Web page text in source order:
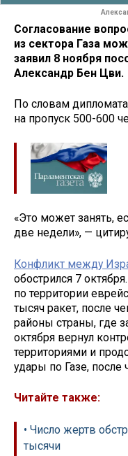
Согласование
из сектора Газа
заявил 8 ноября
Александр Бен Цви.
По словам
на пропуск 500-600
«Это может занять,
две недели», —
Конфликт между
обострился 7
по территории
тысяч ракет, после
районы страны, где
октября вернул
территориями и
удары по Газе,
Читайте также:
• Число жертв
тысячи